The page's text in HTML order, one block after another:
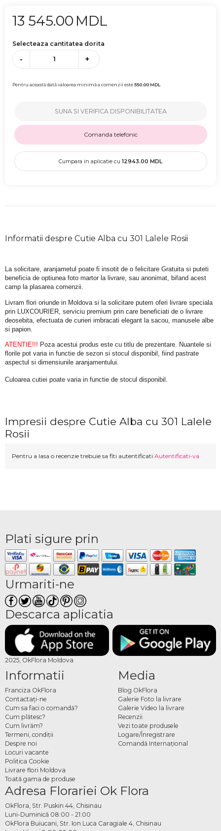
13 545.00 MDL
Selecteaza cantitatea dorita
- +
Pentru această dată valoarea minimă a comenzii este550.00MDL
SUNA SI VERIFICA DISPONIBILITATEA
Comanda telefonic
Cumpara in aplicatie cu 12943.00 MDL
Informatii despre Cutie Alba cu 301 Lalele Rosii
La solicitare, aranjametul poate fi insotit de o felicitare Gratuita si puteti
beneficia de optiunea foto martor la livrare, sau anonimat, bifand acest
camp la plasarea comenzii.
Livram flori oriunde in Moldova si la solicitare putem oferi livrare speciala
prin LUXCOURIER, serviciu premium prin care beneficiati de o livrare
deosebita, efectuata de curieri imbracati elegant la sacou, manusele albe
si papion.
ATENTIE!!! Poza acestui produs este cu titlu de prezentare. Nuantele si
florile pot varia in functie de sezon si stocul disponibil, fiind pastrate
aspectul si dimensiunile aranjamentului.
Culoarea cutiei poate varia in functie de stocul disponibil.
Impresii despre Cutie Alba cu 301 Lalele
Rosii
Pentru a lasa o recenzie trebuie sa fiti autentificati Autentificati-va
Plati sigure prin
Urmariti-ne
Descarca aplicatia
2025, OkFlora Moldova
Informatii
Franciza OkFlora
Contactaţi-ne
Cum sa faci o comandă?
Cum plătesc?
Cum livrăm?
Termeni, condiţii
Despre noi
Locuri vacante
Politica Cookie
Livrare flori Moldova
Toată gama de produse
Media
Blog OkFlora
Galerie Foto la livrare
Galerie Video la livrare
Recenzii
Vezi toate produsele
Logare/Înregistrare
Comandă Internațional
Adresa Florariei Ok Flora
OkFlora, Str. Puskin 44, Chisinau
Luni-Duminică 08:00 - 21:00
OkFlora Buiucani, Str. Ion Luca Caragiale 4, Chisinau